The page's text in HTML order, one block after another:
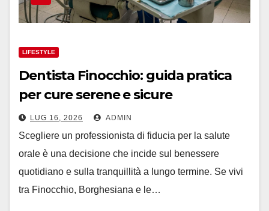
LIFESTYLE
Dentista Finocchio: guida pratica
per cure serene e sicure
LUG 16, 2026 ADMIN
Scegliere un professionista di fiducia per la salute
orale è una decisione che incide sul benessere
quotidiano e sulla tranquillità a lungo termine. Se vivi
tra Finocchio, Borghesiana e le…